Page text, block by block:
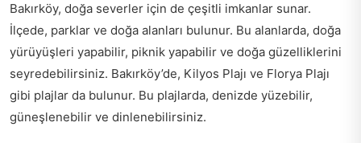
Bakırköy, doğa severler için de çeşitli imkanlar sunar.
İlçede, parklar ve doğa alanları bulunur. Bu alanlarda, doğa
yürüyüşleri yapabilir, piknik yapabilir ve doğa güzelliklerini
seyredebilirsiniz. Bakırköy’de, Kilyos Plajı ve Florya Plajı
gibi plajlar da bulunur. Bu plajlarda, denizde yüzebilir,
güneşlenebilir ve dinlenebilirsiniz.